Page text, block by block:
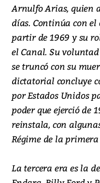
Arnulfo Arias, quien
días. Continúa con
partir de 1969 y su
el Canal. Su
se truncó con su
dictatorial concluye
por Estados Unidos
poder que ejerció de
reinstala, con
Régime de la primera
La tercera era es la